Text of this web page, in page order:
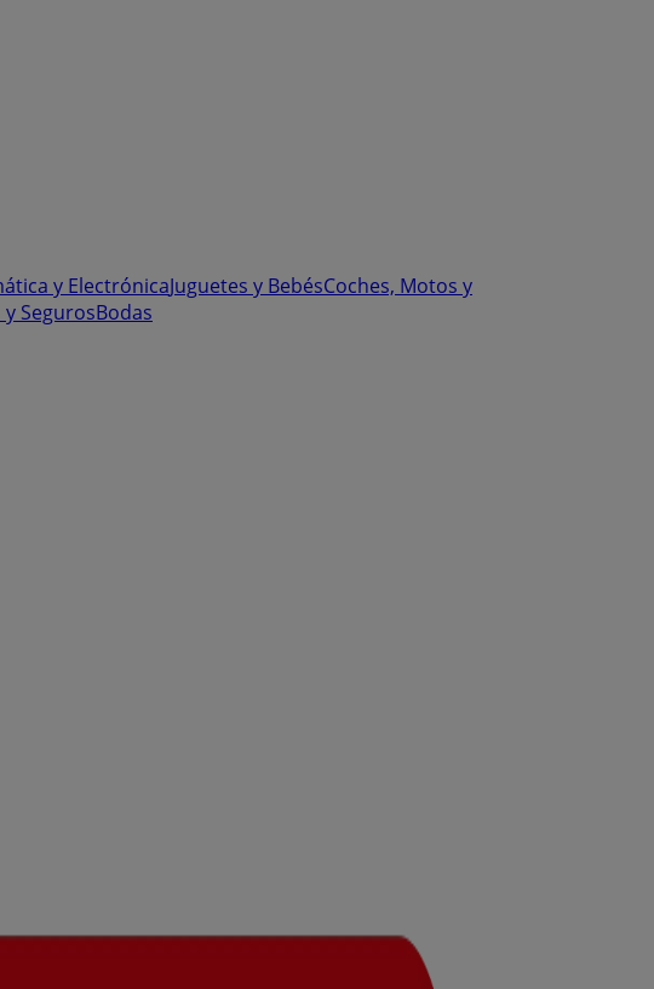
y ElectrónicaJuguetes y BebésCoches, Motos y
y SegurosBodas